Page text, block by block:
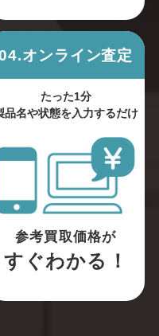
オンライン査定
たった1分
品名や状態を入力するだけ
参考買取価格が
すぐわかる！